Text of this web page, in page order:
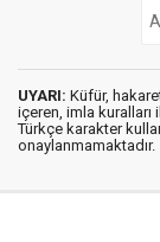
UYARI: Küfür,
içeren, imla kuralları
Türkçe karakter
onaylanmamaktadır.